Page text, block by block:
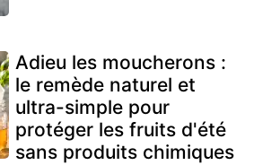
Adieu les moucherons :
le remède naturel et
ultra-simple pour
protéger les fruits d'été
sans produits chimiques